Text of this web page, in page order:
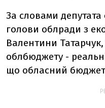
За словами
голови облради з
Валентини
облбюджету -
що обласний